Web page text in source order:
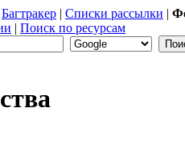
Багтракер | Списки рассылки |
| Поиск по ресурсам